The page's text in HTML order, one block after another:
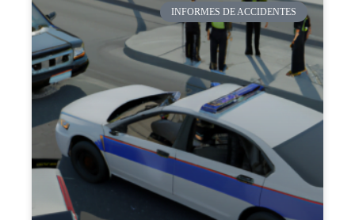
INFORMES DE ACCIDENTES